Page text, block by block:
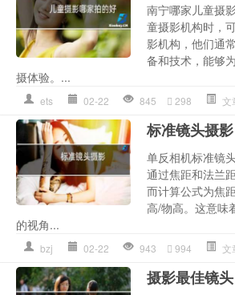
南宁哪家儿童摄
童摄影机构时，
影机构，他们通
备和技术，能够
摄体验。...
ets 02-22 845 298 文
标准镜头摄影
单反相机标准镜
通过焦距和法兰
而计算公式为焦
高/物高。这意味
的视角...
bzj 02-22 943 994 文
摄影最佳镜头